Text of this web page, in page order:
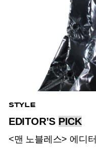
STYLE
EDITOR’S PICK
<맨 노블레스> 에디